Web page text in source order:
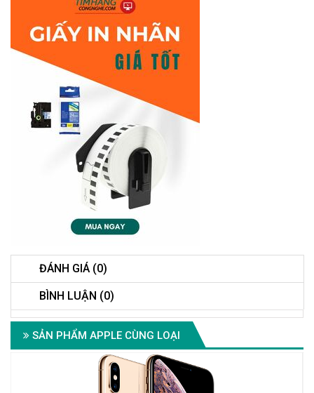
ĐÁNH GIÁ (0)
BÌNH LUẬN (0)
SẢN PHẨM APPLE CÙNG LOẠI